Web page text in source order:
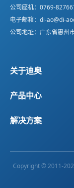
公司座机： 0769-
电子邮箱： di-ao@di-
公司地址：广东省惠州
关于迪奥
发展历程
产品中心
多头钻攻机
解决方案
动漫亚克力行业
智能家居行业
Copyright © 2011-